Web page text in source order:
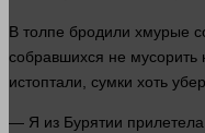
В толпе бродили хмурые
собравшихся не мусорить
истоптали, сумки хоть
— Я из Бурятии